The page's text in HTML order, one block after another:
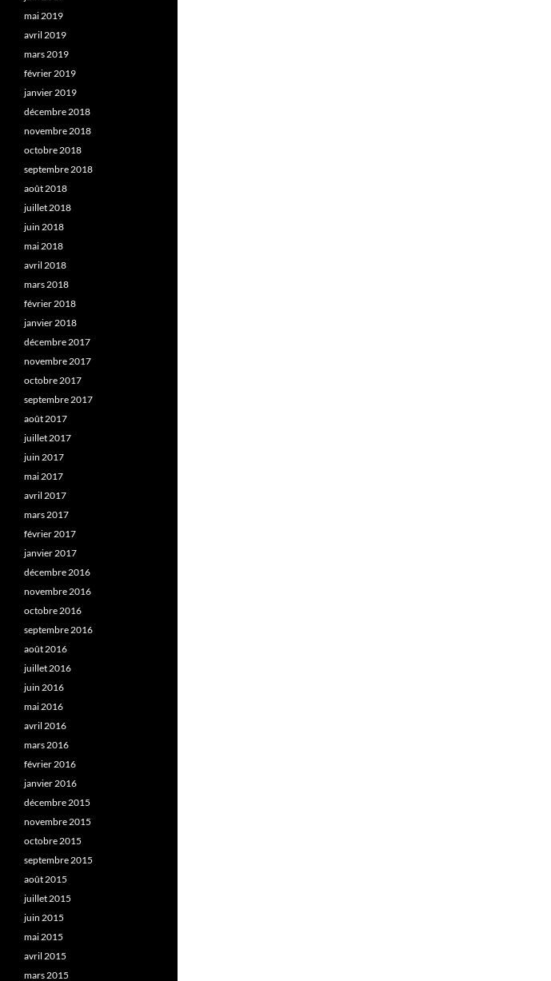
mai 2019
avril 2019
mars 2019
février 2019
janvier 2019
décembre 2018
novembre 2018
octobre 2018
septembre 2018
août 2018
juillet 2018
juin 2018
mai 2018
avril 2018
mars 2018
février 2018
janvier 2018
décembre 2017
novembre 2017
octobre 2017
septembre 2017
août 2017
juillet 2017
juin 2017
mai 2017
avril 2017
mars 2017
février 2017
janvier 2017
décembre 2016
novembre 2016
octobre 2016
septembre 2016
août 2016
juillet 2016
juin 2016
mai 2016
avril 2016
mars 2016
février 2016
janvier 2016
décembre 2015
novembre 2015
octobre 2015
septembre 2015
août 2015
juillet 2015
juin 2015
mai 2015
avril 2015
mars 2015